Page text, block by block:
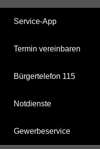
Service-App
Termin vereinbaren
Bürgertelefon 115
Notdienste
Gewerbeservice